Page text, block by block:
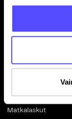
Referenssit
Blogi
Kuittien skannaus
Matkalaskut